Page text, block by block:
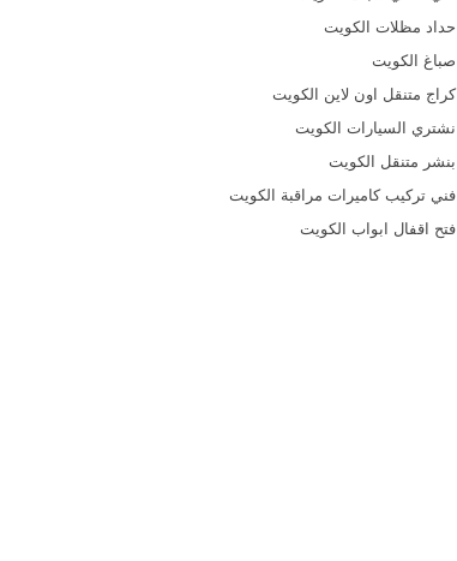
حداد مظلات الكويت
صباغ الكويت
كراج متنقل اون لاين الكويت
نشتري السيارات الكويت
بنشر متنقل الكويت
فني تركيب كاميرات مراقبة الكويت
فتح اقفال ابواب الكويت